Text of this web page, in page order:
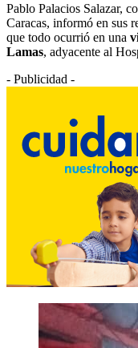
Pablo Palacios Salazar,
Caracas, informó en sus
que todo ocurrió en una
Lamas, adyacente al
- Publicidad -